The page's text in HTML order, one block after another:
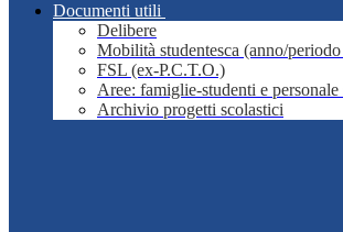
Documenti utili
Delibere
Mobilità studentesca (anno/periodo
FSL (ex-P.C.T.O.)
Aree: famiglie-studenti e personale
Archivio progetti scolastici